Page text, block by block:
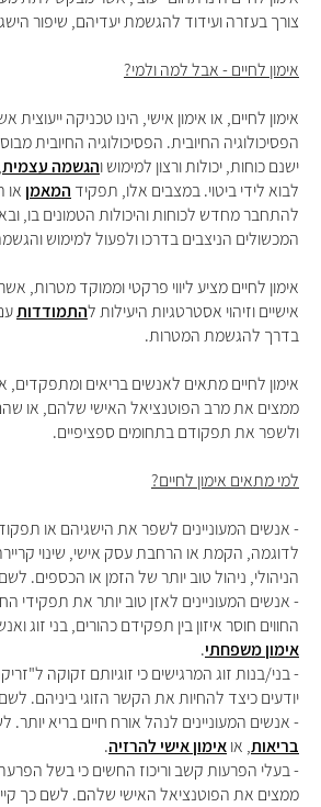
צורך בעזרה ועידוד להגשמת יעדיהם, שיפור
אימון לחיים - אבל למה ולמי?
אימון לחיים, או אימון אישי, הינו טכניקה
הפסיכולוגיה החיובית. הפסיכולוגיה החיובית
ישנם כוחות, יכולות ורצון למימוש והגשמה עצמית
לבוא לידי ביטוי. במצבים אלו, תפקיד המאמן או
להתחבר מחדש לכוחות והיכולות הטמונים בו,
המכשולים הניצבים בדרכו ולפעול למימוש
אימון לחיים מציע ליווי פרקטי וממוקד מטרות,
אישיים וזיהוי אסטרטגיות היעילות להתמודדות
בדרך להגשמת המטרות.
אימון לחיים מתאים לאנשים בריאים ומתפקדים,
ממצים את מרב הפוטנציאל האישי שלהם, או
ולשפר את תפקודם בתחומים ספציפיים.
למי מתאים אימון לחיים?
- אנשים המעוניינים לשפר את הישגיהם או
לדוגמה, הקמת או הרחבת עסק אישי, שינוי
הניהולי, ניהול טוב יותר של הזמן או הכספים.
- אנשים המעוניינים לאזן טוב יותר את תפקידי
החווים חוסר איזון בין תפקידם כהורים, בני זוג
אימון משפחתי.
- בני/בנות זוג המרגישים כי זוגיותם זקוקה
יודעים כיצד להחיות את הקשר הזוגי ביניהם.
- אנשים המעוניינים לנהל אורח חיים בריא יותר.
בריאות, אואימון אישי להרזיה.
- בעלי הפרעות קשב וריכוז החשים כי בשל
ממצים את הפוטנציאל האישי שלהם. לשם כך